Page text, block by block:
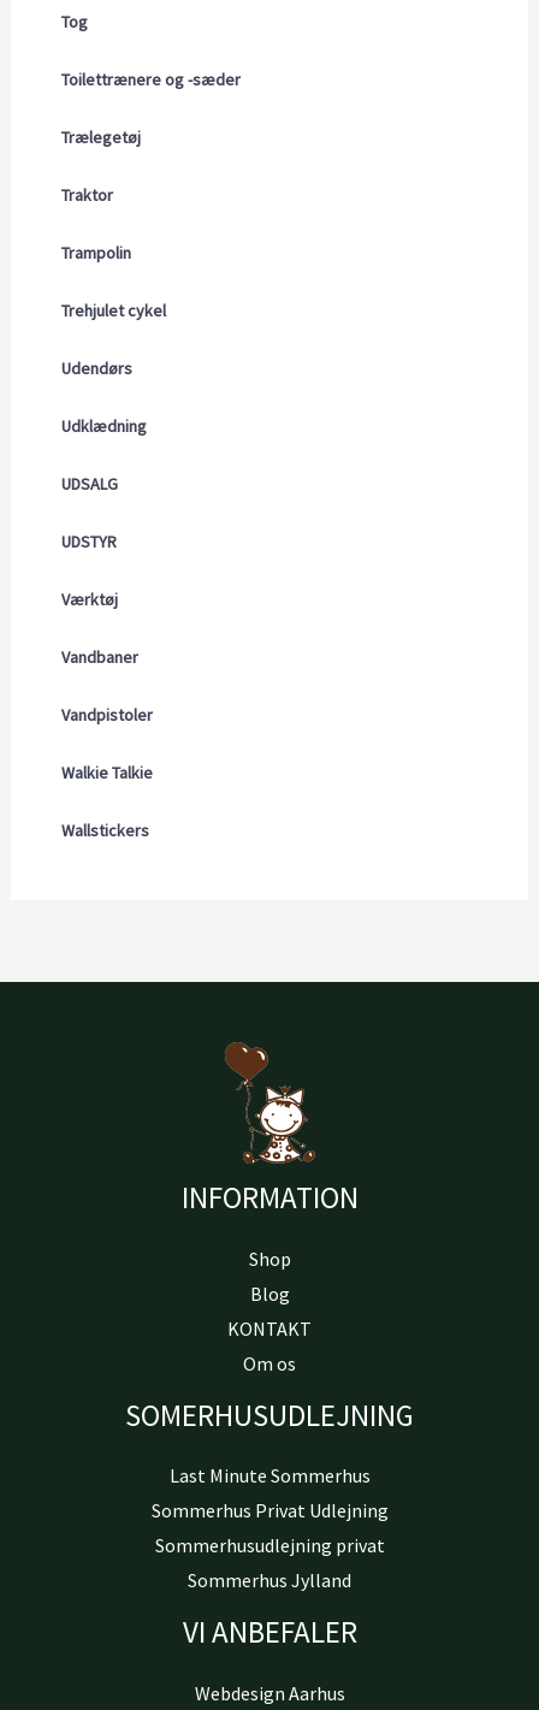
Tog
Toilettrænere og -sæder
Trælegetøj
Traktor
Trampolin
Trehjulet cykel
Udendørs
Udklædning
UDSALG
UDSTYR
Værktøj
Vandbaner
Vandpistoler
Walkie Talkie
Wallstickers
INFORMATION
Shop
Blog
KONTAKT
Om os
SOMERHUSUDLEJNING
Last Minute Sommerhus
Sommerhus Privat Udlejning
Sommerhusudlejning privat
Sommerhus Jylland
VI ANBEFALER
Webdesign Aarhus